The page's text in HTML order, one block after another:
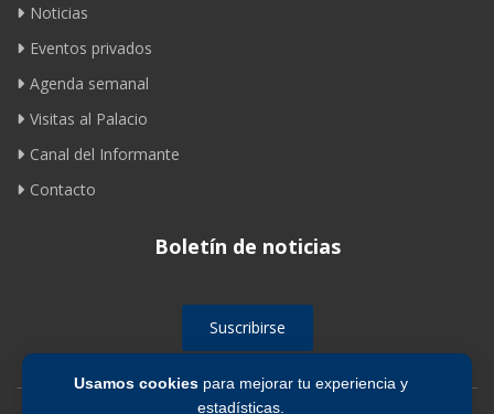
Usamos cookiespara mejorar tu experiencia y
estadísticas.
Noticias
Eventos privados
Agenda semanal
Visitas al Palacio
Canal del Informante
Contacto
Boletín de noticias
Suscribirse